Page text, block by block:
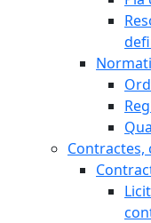
Contractes,